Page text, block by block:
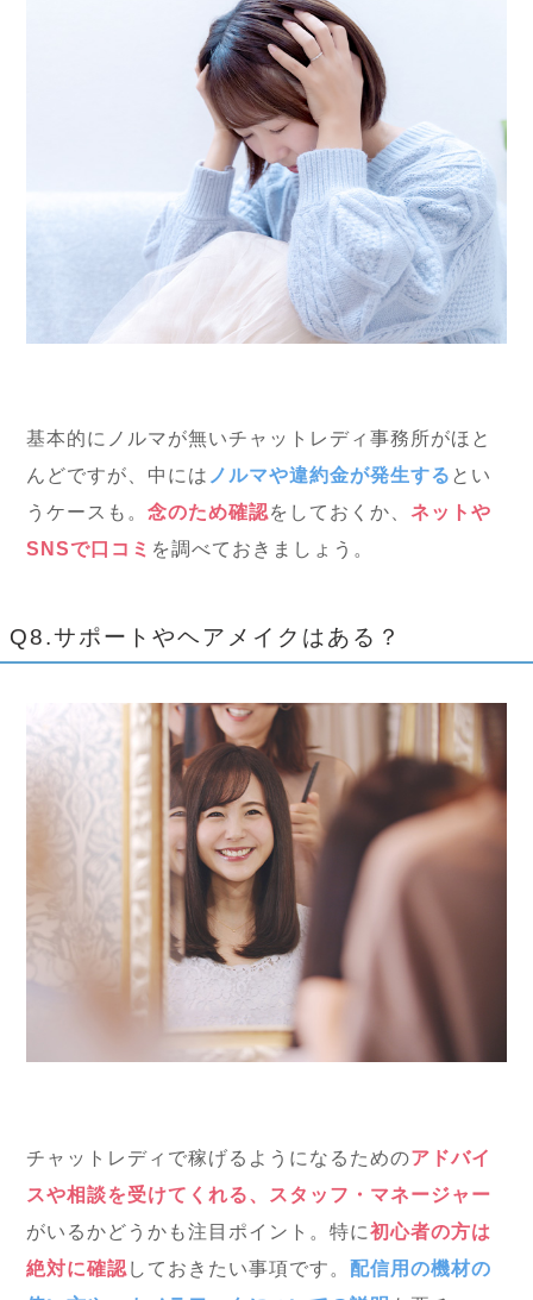
基本的にノルマが無いチャットレディ事務所がほと
んどですが、中には ノルマや違約金が発生する とい
うケースも。念のため確認をしておくか、ネットや
SNSで口コミ を調べておきましょう。
Q8.サポートやヘアメイクはある？
チャットレディで稼げるようになるためのアドバイ
スや相談を受けてくれる、スタッフ・マネージャー
がいるかどうかも注目ポイント。特に初心者の方は
絶対に確認 しておきたい事項です。配信用の機材の